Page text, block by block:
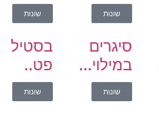
שונות שונות
סיגרים
במילוי...
שונות
בסטיל
פט..
שונות